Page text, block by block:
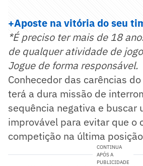
+Aposte na vitória do seu
*É preciso ter mais de 18
de qualquer atividade de
Jogue de forma responsável.
Conhecedor das carências
terá a dura missão de
sequência negativa e buscar
improvável para evitar que o
competição na última
CONTINUA
APÓS A
PUBLICIDADE